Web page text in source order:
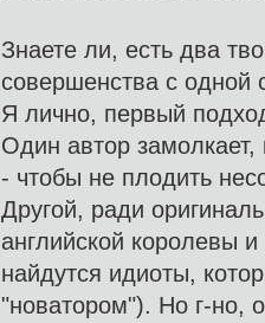
Знаете ли, есть два
совершенства с одной
Я лично, первый
Один автор замолкает,
- чтобы не плодить
Другой, ради
английской королевы
найдутся идиоты,
"новатором"). Но г-но,